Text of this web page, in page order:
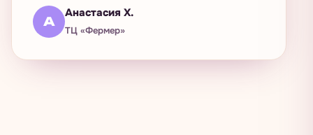
А
Анастасия Х.
ТЦ «Фермер»